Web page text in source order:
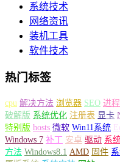
系统技术
网络资讯
装机工具
软件技术
热门标签
cpu 解决方法 浏览器 SEO 进程
破解版 系统优化 注册表 显卡
特别版 hosts 微软 Win11系统
Windows 7 补丁 安卓 驱动 系
方法 Windows8.1 AMD 固件